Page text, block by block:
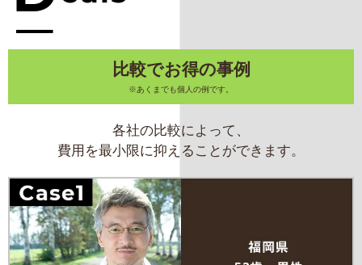
比較でお得の事例
※あくまでも個人の例です。
各社の比較によって、
費用を最小限に抑えることができます。